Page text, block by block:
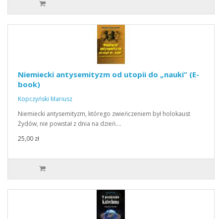
Niemiecki antysemityzm od utopii do „nauki” (E-
book)
Kopczyński Mariusz
Niemiecki antysemityzm, którego zwieńczeniem był holokaust
Żydów, nie powstał z dnia na dzień.…
25,00 zł